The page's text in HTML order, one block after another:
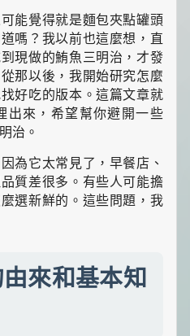
能覺得就是麵包夾點罐頭
嗎？我以前也這麼想，直
現做的鮪魚三明治，才發
那以後，我開始研究怎麼
好吃的版本。這篇文章就
出來，希望幫你避開一些
治。
為它太常見了，早餐店、
質差很多。有些人可能擔
選新鮮的。這些問題，我
來和基本知